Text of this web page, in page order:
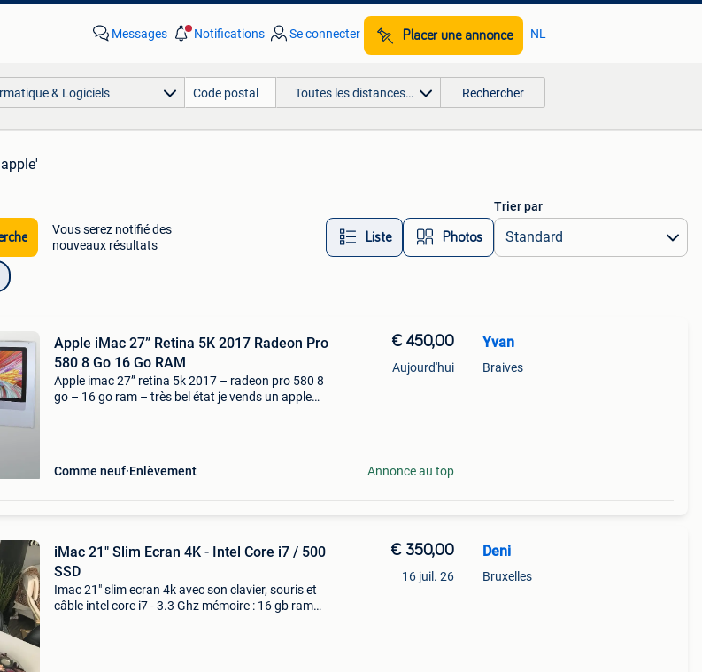
Messages Notifications Se connecter Placer une annonce NL
& Logiciels Toutes les distances… Rechercher
Vous serez notifié des
nouveaux résultats
Liste Photos
Trier par
Apple iMac 27” Retina 5K 2017 Radeon Pro
580 8 Go 16 Go RAM
Apple imac 27” retina 5k 2017 – radeon pro 580 8
go – 16 go ram – très bel état je vends un apple
Comme neuf Enlèvement
€ 450,00
Aujourd'hui
Annonce au top
Yvan
Braives
iMac 21" Slim Ecran 4K - Intel Core i7 / 500
SSD
Imac 21" slim ecran 4k avec son clavier, souris et
câble intel core i7 - 3.3 Ghz mémoire : 16 gb ram
€ 350,00
16 juil. 26
Deni
Bruxelles